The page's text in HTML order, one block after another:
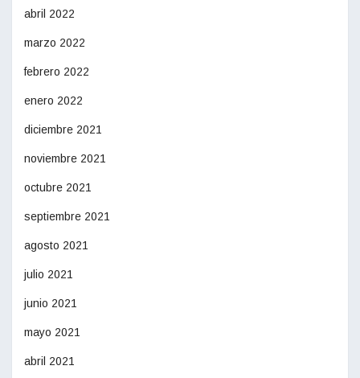
abril 2022
marzo 2022
febrero 2022
enero 2022
diciembre 2021
noviembre 2021
octubre 2021
septiembre 2021
agosto 2021
julio 2021
junio 2021
mayo 2021
abril 2021